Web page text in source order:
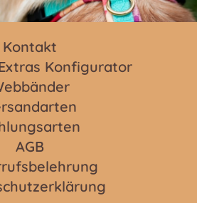
Kontakt
Konfigurator
AGB